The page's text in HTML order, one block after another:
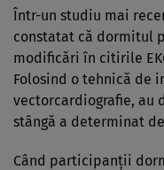
Într-un studiu mai
constatat că dormitul
modificări în citirile
Folosind o tehnică de
vectorcardiografie, au
stângă a determinat
Când participanții